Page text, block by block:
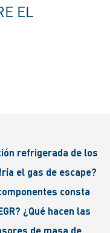
EL
refrigerada de los
el gas de escape?
consta
¿Qué hacen las
de masa de